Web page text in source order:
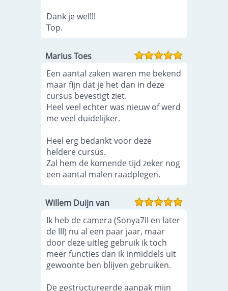
Dank je wel!!!
Top.
Marius Toes
Een aantal zaken waren me bekend
maar fijn dat je het dan in deze
cursus bevestigt ziet.
Heel veel echter was nieuw of werd
me veel duidelijker.
Heel erg bedankt voor deze
heldere cursus.
Zal hem de komende tijd zeker nog
een aantal malen raadplegen.
Willem Duijn van
Ik heb de camera (Sonya7II en later
de III) nu al een paar jaar, maar
door deze uitleg gebruik ik toch
meer functies dan ik inmiddels uit
gewoonte ben blijven gebruiken.
De gestructureerde aanpak mijn